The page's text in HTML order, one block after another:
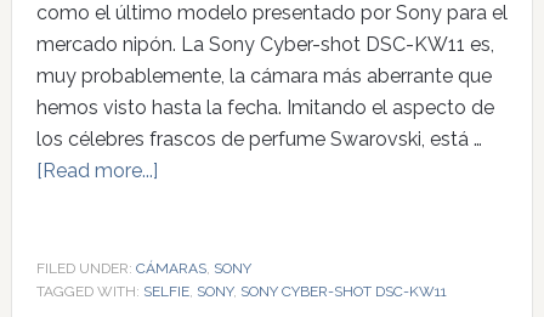
como el último modelo presentado por Sony para el
mercado nipón. La Sony Cyber-shot DSC-KW11 es,
muy probablemente, la cámara más aberrante que
hemos visto hasta la fecha. Imitando el aspecto de
los célebres frascos de perfume Swarovski, está …
[Read more...]
FILED UNDER: CÁMARAS, SONY
TAGGED WITH: SELFIE, SONY, SONY CYBER-SHOT DSC-KW11